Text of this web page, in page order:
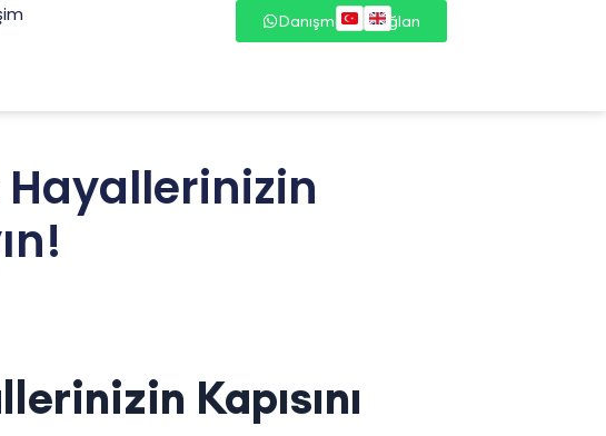
Danışmana Bağlan
Kapısını